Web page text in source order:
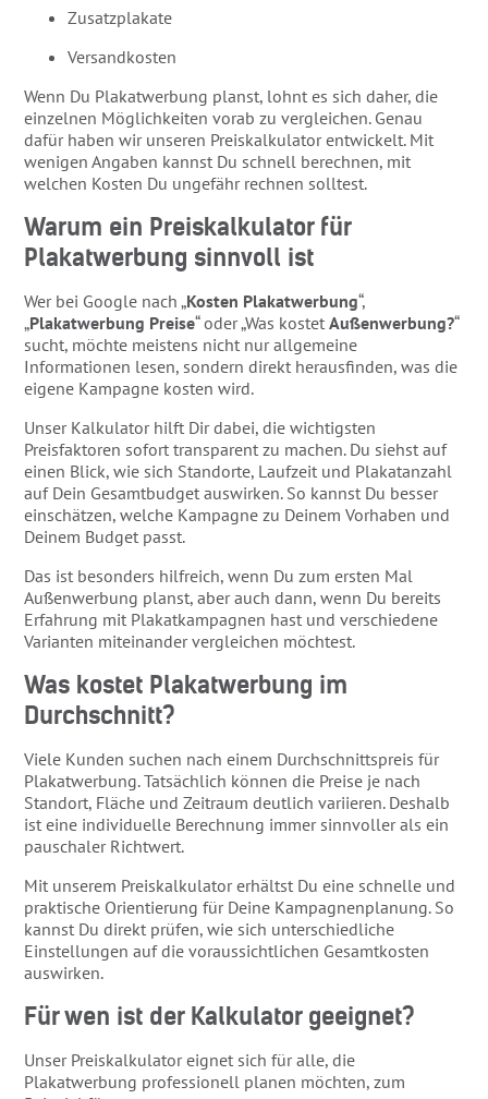
Zusatzplakate
Versandkosten
Wenn Du Plakatwerbung planst, lohnt es sich daher, die
einzelnen Möglichkeiten vorab zu vergleichen. Genau
dafür haben wir unseren Preiskalkulator entwickelt. Mit
wenigen Angaben kannst Du schnell berechnen, mit
welchen Kosten Du ungefähr rechnen solltest.
Warum ein Preiskalkulator für
Plakatwerbung sinnvoll ist
Wer bei Google nach „Kosten Plakatwerbung“,
„Plakatwerbung Preise“ oder „Was kostetAußenwerbung?“
sucht, möchte meistens nicht nur allgemeine
Informationen lesen, sondern direkt herausfinden, was die
eigene Kampagne kosten wird.
Unser Kalkulator hilft Dir dabei, die wichtigsten
Preisfaktoren sofort transparent zu machen. Du siehst auf
einen Blick, wie sich Standorte, Laufzeit und Plakatanzahl
auf Dein Gesamtbudget auswirken. So kannst Du besser
einschätzen, welche Kampagne zu Deinem Vorhaben und
Deinem Budget passt.
Das ist besonders hilfreich, wenn Du zum ersten Mal
Außenwerbung planst, aber auch dann, wenn Du bereits
Erfahrung mit Plakatkampagnen hast und verschiedene
Varianten miteinander vergleichen möchtest.
Was kostet Plakatwerbung im
Durchschnitt?
Viele Kunden suchen nach einem Durchschnittspreis für
Plakatwerbung. Tatsächlich können die Preise je nach
Standort, Fläche und Zeitraum deutlich variieren. Deshalb
ist eine individuelle Berechnung immer sinnvoller als ein
pauschaler Richtwert.
Mit unserem Preiskalkulator erhältst Du eine schnelle und
praktische Orientierung für Deine Kampagnenplanung. So
kannst Du direkt prüfen, wie sich unterschiedliche
Einstellungen auf die voraussichtlichen Gesamtkosten
auswirken.
Für wen ist der Kalkulator geeignet?
Unser Preiskalkulator eignet sich für alle, die
Plakatwerbung professionell planen möchten, zum